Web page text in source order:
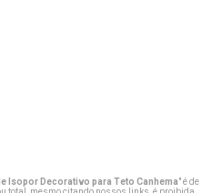
Isopor Decorativo para Teto Canhema" é de